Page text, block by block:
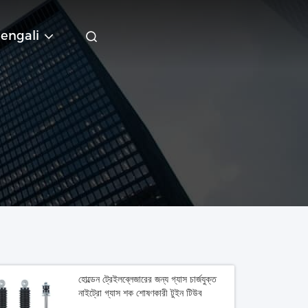
হোল্ডেন ট্রেইলব্লেজারের জন্য গ্যাস চার্জযুক্ত
নাইট্রো গ্যাস শক শোষণকারী টুইন টিউব